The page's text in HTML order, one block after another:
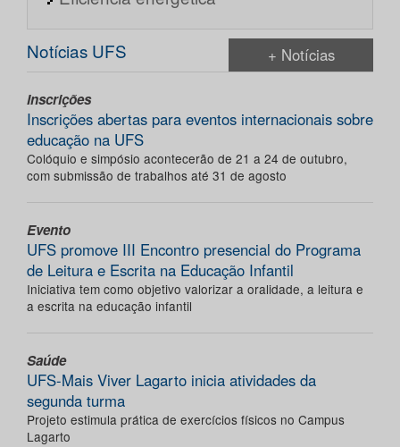
Notícias UFS + Notícias
Inscrições
Inscrições abertas para eventos internacionais sobre
educação na UFS
Colóquio e simpósio acontecerão de 21 a 24 de outubro,
com submissão de trabalhos até 31 de agosto
Evento
UFS promove III Encontro presencial do Programa
de Leitura e Escrita na Educação Infantil
Iniciativa tem como objetivo valorizar a oralidade, a leitura e
a escrita na educação infantil
Saúde
UFS-Mais Viver Lagarto inicia atividades da
segunda turma
Projeto estimula prática de exercícios físicos no Campus
Lagarto